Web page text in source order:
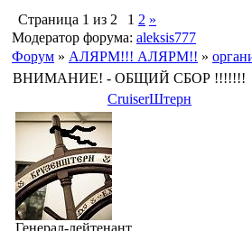
Страница 1 из 2 1 2 »
Модератор форума: aleksis777
Форум » АЛЯРМ!!! АЛЯРМ!! »
ВНИМАНИЕ! - ОБЩИЙ СБОР !!!!!!!
СruiserШтерн
Генерал-лейтенант